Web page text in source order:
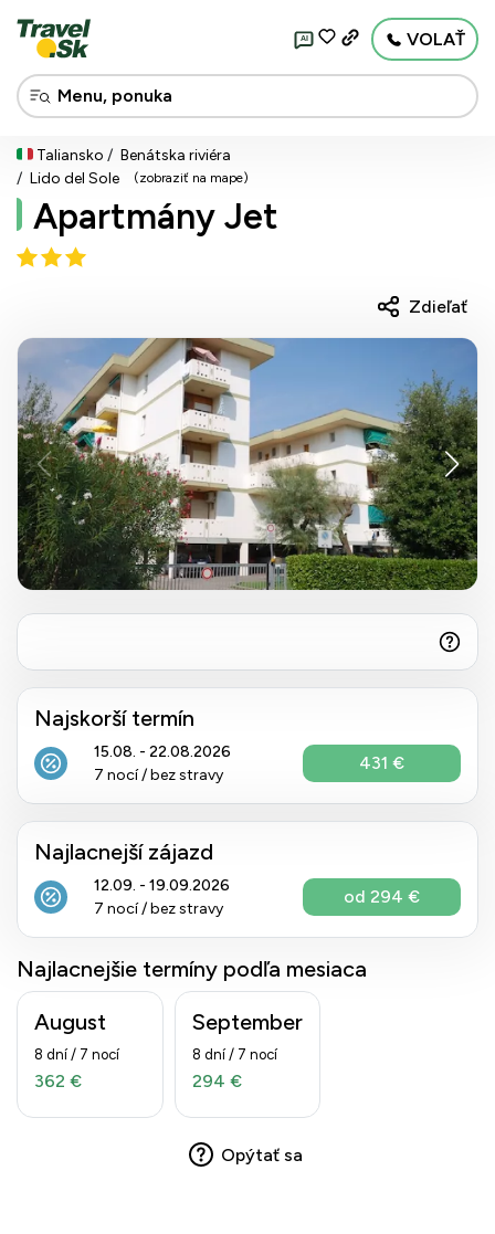
AI VOLAŤ
Taliansko
Benátska riviéra
Lido del Sole
(zobraziť na mape)
Apartmány Jet
Zdieľať
Najskorší termín
15.08. - 22.08.2026
7 nocí / bez stravy
431 €
Najlacnejší zájazd
12.09. - 19.09.2026
7 nocí / bez stravy
od 294 €
Najlacnejšie termíny podľa mesiaca
August
8 dní / 7 nocí
362 €
September
8 dní / 7 nocí
294 €
Opýtať sa